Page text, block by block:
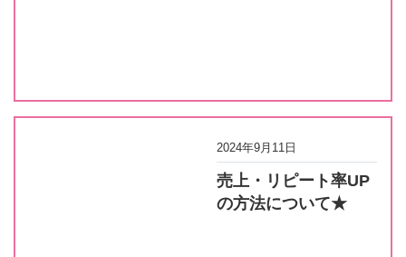
2024年9月11日
売上・リピート率UP
の方法について★